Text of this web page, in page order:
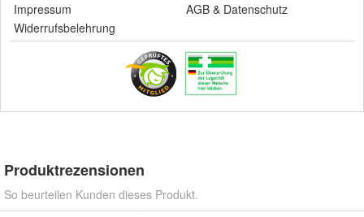
Impressum
AGB & Datenschutz
Widerrufsbelehrung
Produktrezensionen
So beurteilen Kunden dieses Produkt.